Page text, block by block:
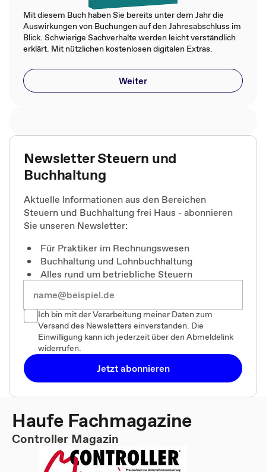
Mit diesem Buch haben Sie bereits unter dem Jahr die
Auswirkungen von Buchungen auf den Jahresabschluss im
Blick. Schwierige Sachverhalte werden leicht verständlich
erklärt. Mit nützlichen kostenlosen digitalen Extras.
Weiter
Newsletter Steuern und
Buchhaltung
Aktuelle Informationen aus den Bereichen
Steuern und Buchhaltung frei Haus - abonnieren
Sie unseren Newsletter:
Für Praktiker im Rechnungswesen
Buchhaltung und Lohnbuchhaltung
Alles rund um betriebliche Steuern
Ich bin mit der Verarbeitung meiner Daten zum
Versand des Newsletters einverstanden. Die
Einwilligung kann ich jederzeit über den Abmeldelink
widerrufen.
Jetzt abonnieren
Haufe Fachmagazine
Controller Magazin